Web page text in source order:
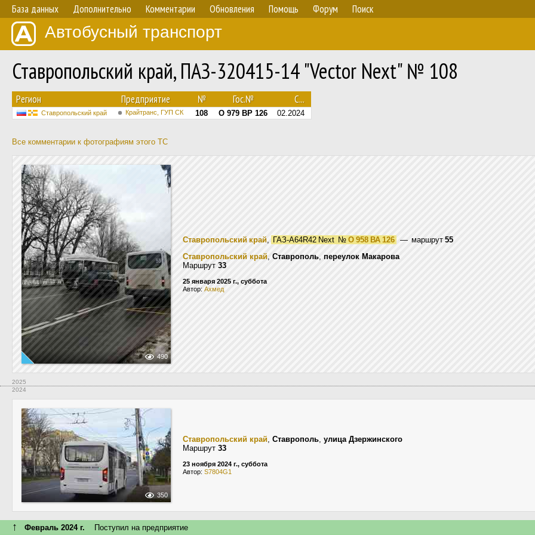
База данных Дополнительно Комментарии Обновления Помощь Форум Поиск
Автобусный транспорт
Ставропольский край, ПАЗ-320415-14 "Vector Next" № 108
Регион Предприятие № Гос.№ С...
Ставропольский край Крайтранс, ГУП СК 108 О 979 ВР 126 02.2024
Все комментарии к фотографиям этого ТС
490
Ставропольский край, ГАЗ-A64R42 Next № О 958 ВА 126 — маршрут 55
Ставропольский край, Ставрополь, переулок Макарова
Маршрут 33
25 января 2025 г., суббота
Автор: Ахмед
2025
2024
350
Ставропольский край, Ставрополь, улица Дзержинского
Маршрут 33
23 ноября 2024 г., суббота
Автор: S7804G1
↑ Февраль 2024 г. Поступил на предприятие